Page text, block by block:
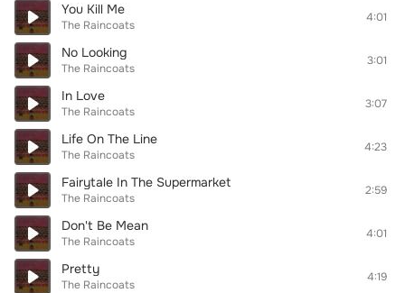
You Kill Me
The Raincoats
4:01
No Looking
The Raincoats
3:01
In Love
The Raincoats
3:07
Life On The Line
The Raincoats
4:23
Fairytale In The Supermarket
The Raincoats
2:59
Don't Be Mean
The Raincoats
4:01
Pretty
The Raincoats
4:19